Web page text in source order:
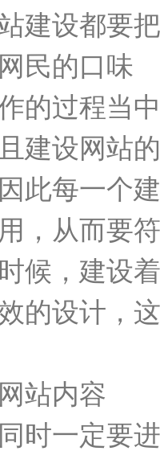
建设都要
民的口味
的过程当
建设网站
此每一个
，从而要
候，建设
的设计，
站内容
时一定要